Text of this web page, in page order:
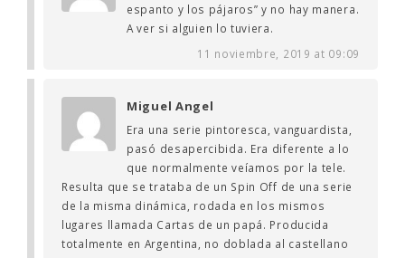
espanto y los pájaros” y no hay manera.
A ver si alguien lo tuviera.
11 noviembre, 2019 at 09:09
Miguel Angel
Era una serie pintoresca, vanguardista,
pasó desapercibida. Era diferente a lo
que normalmente veíamos por la tele.
Resulta que se trataba de un Spin Off de una serie
de la misma dinámica, rodada en los mismos
lugares llamada Cartas de un papá. Producida
totalmente en Argentina, no doblada al castellano